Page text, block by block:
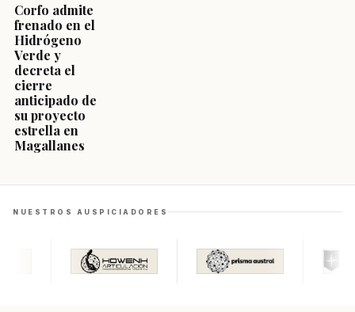
Corfo admite
frenado en el
Hidrógeno
Verde y
decreta el
cierre
anticipado de
su proyecto
estrella en
Magallanes
NUESTROS AUSPICIADORES